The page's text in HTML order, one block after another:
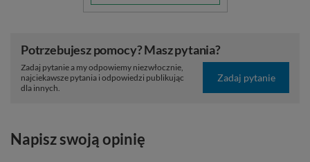
Potrzebujesz pomocy? Masz pytania?
Zadaj pytanie a my odpowiemy niezwłocznie,
najciekawsze pytania i odpowiedzi publikując
dla innych.
Zadaj pytanie
Napisz swoją opinię